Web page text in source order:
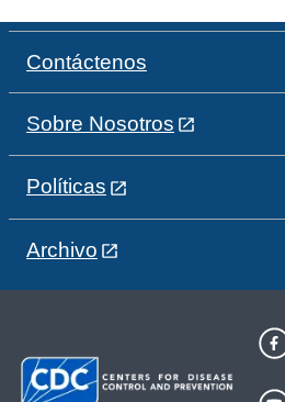
Contáctenos
Sobre Nosotros
Políticas
Archivo